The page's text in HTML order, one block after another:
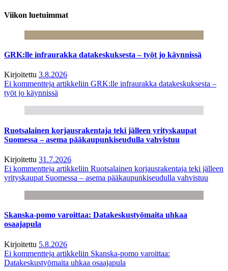
Viikon luetuimmat
GRK:lle infraurakka datakeskuksesta – työt jo käynnissä
Kirjoitettu 3.8.2026
Ei kommentteja artikkeliin GRK:lle infraurakka datakeskuksesta –
työt jo käynnissä
Ruotsalainen korjausrakentaja teki jälleen yrityskaupat
Suomessa – asema pääkaupunkiseudulla vahvistuu
Kirjoitettu 31.7.2026
Ei kommentteja artikkeliin Ruotsalainen korjausrakentaja teki jälleen
yrityskaupat Suomessa – asema pääkaupunkiseudulla vahvistuu
Skanska-pomo varoittaa: Datakeskustyömaita uhkaa
osaajapula
Kirjoitettu 5.8.2026
Ei kommentteja artikkeliin Skanska-pomo varoittaa:
Datakeskustyömaita uhkaa osaajapula